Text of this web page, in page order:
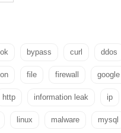
bypass curl ddos
file firewall google
http information leak ip
linux malware mysql